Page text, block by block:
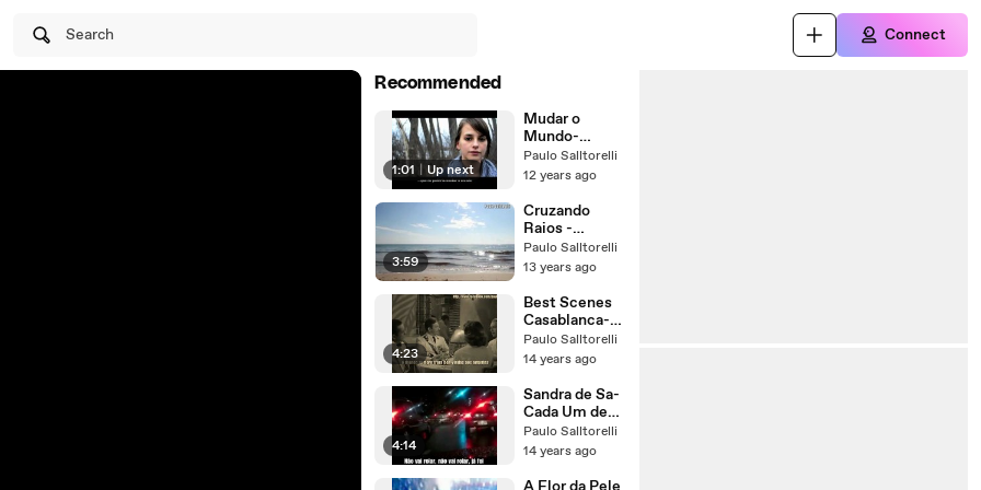
Search Connect
Recommended
1:01 Up next
Mudar o
Mundo-
Melissa
Polinar
Banco Itau)-
Change the
World
Paulo Salltorelli
12 years ago
3:59
Cruzando
Raios -
Orlando
Morais-
Paulo Salltorelli
13 years ago
4:23
Best Scenes
Casablanca-
Musica Carly
Simon-
Portugues
Paulo Salltorelli
14 years ago
4:14
Sandra de Sa-
Cada Um de
Nos-Neither
One Of Us-
Paulo Salltorelli
14 years ago